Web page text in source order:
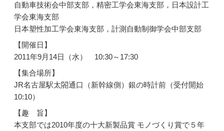
自動車技術会中部支部，精密工学会東海支部，日本設計工
学会東海支部
日本塑性加工学会東海支部，計測自動制御学会中部支部
【開催日】
2011年9月14日（水） 10:30～17:30
【集合場所】
JR名古屋駅太閤通口（新幹線側）銀の時計前（受付開始
10:10）
【趣 旨】
本支部では2010年度の十大新製品賞 モノづくり賞で５年